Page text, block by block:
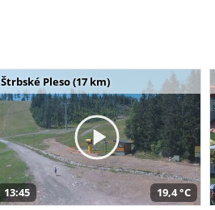
Štrbské Pleso (17 km)
13:45 19,4 °C